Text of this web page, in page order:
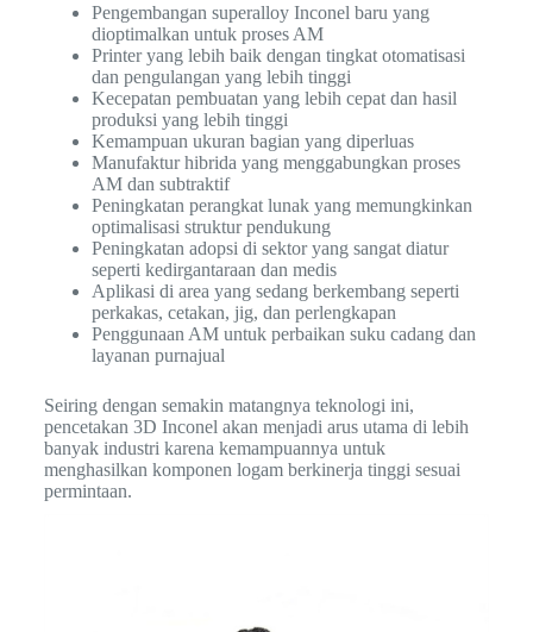
Pengembangan superalloy Inconel baru yang
dioptimalkan untuk proses AM
Printer yang lebih baik dengan tingkat otomatisasi
dan pengulangan yang lebih tinggi
Kecepatan pembuatan yang lebih cepat dan hasil
produksi yang lebih tinggi
Kemampuan ukuran bagian yang diperluas
Manufaktur hibrida yang menggabungkan proses
AM dan subtraktif
Peningkatan perangkat lunak yang memungkinkan
optimalisasi struktur pendukung
Peningkatan adopsi di sektor yang sangat diatur
seperti kedirgantaraan dan medis
Aplikasi di area yang sedang berkembang seperti
perkakas, cetakan, jig, dan perlengkapan
Penggunaan AM untuk perbaikan suku cadang dan
layanan purnajual
Seiring dengan semakin matangnya teknologi ini,
pencetakan 3D Inconel akan menjadi arus utama di lebih
banyak industri karena kemampuannya untuk
menghasilkan komponen logam berkinerja tinggi sesuai
permintaan.